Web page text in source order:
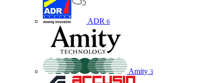
ADR 6
Amity 3